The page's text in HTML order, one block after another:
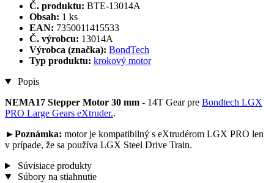
Č. produktu: BTE-13014A
Obsah: 1 ks
EAN: 7350011415533
Č. výrobcu: 13014A
Výrobca (značka): BondTech
Typ produktu: krokový motor
Popis
NEMA17 Stepper Motor 30 mm - 14T Gear pre Bondtech LGX
PRO Large Gears eXtruder..
►Poznámka: motor je kompatibilný s eXtrudérom LGX PRO len
v prípade, že sa používa LGX Steel Drive Train.
Súvisiace produkty
Súbory na stiahnutie